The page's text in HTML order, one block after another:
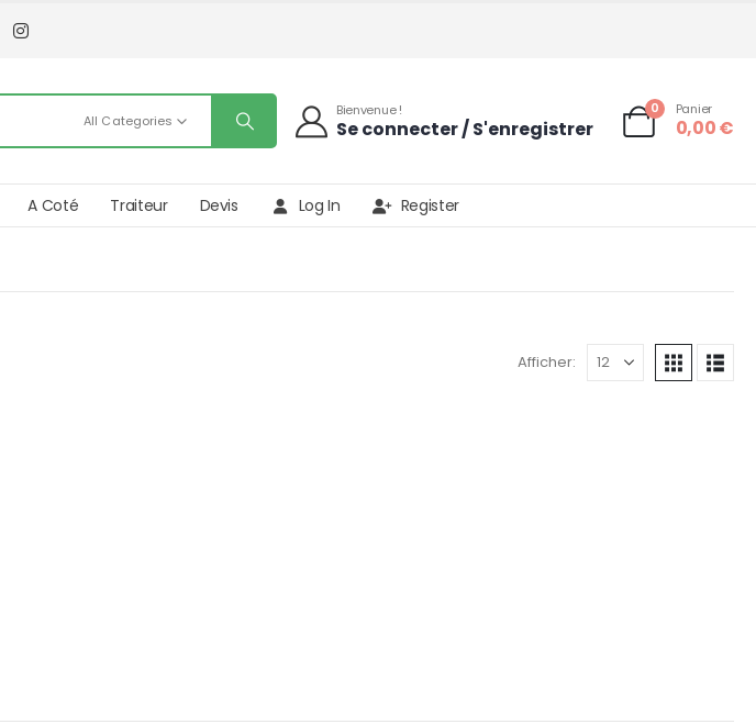
All Categories
Bienvenue !
Se connecter / S'enregistrer
0 Panier
0,00€
A Coté Traiteur Devis Log In Register
Afficher: